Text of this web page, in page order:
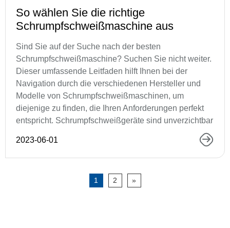
So wählen Sie die richtige
Schrumpfschweißmaschine aus
Sind Sie auf der Suche nach der besten
Schrumpfschweißmaschine? Suchen Sie nicht weiter.
Dieser umfassende Leitfaden hilft Ihnen bei der
Navigation durch die verschiedenen Hersteller und
Modelle von Schrumpfschweißmaschinen, um
diejenige zu finden, die Ihren Anforderungen perfekt
entspricht. Schrumpfschweißgeräte sind unverzichtbar
2023-06-01
1 2 »